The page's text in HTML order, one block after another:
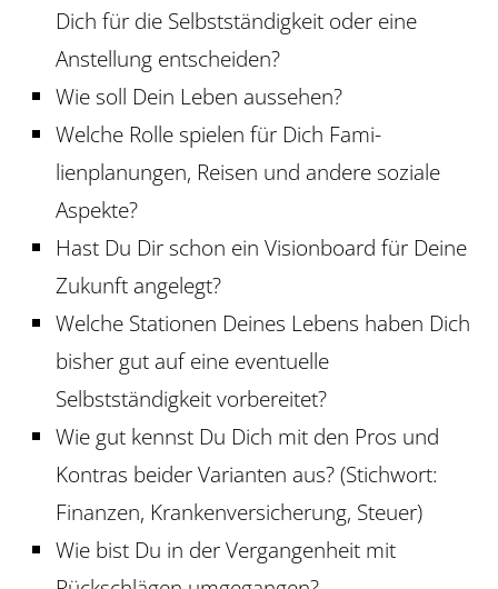
Dich für die Selbstständigkeit oder eine
Anstellung entscheiden?
Wie soll Dein Leben aussehen?
Welche Rolle spielen für Dich Fami­
lienplanungen, Reisen und andere soziale
Aspekte?
Hast Du Dir schon ein Visionboard für Deine
Zukunft angelegt?
Welche Stationen Deines Lebens haben Dich
bisher gut auf eine eventuelle
Selbstständigkeit vorbereitet?
Wie gut kennst Du Dich mit den Pros und
Kontras beider Varianten aus? (Stichwort:
Finanzen, Krankenversicherung, Steuer)
Wie bist Du in der Vergangenheit mit